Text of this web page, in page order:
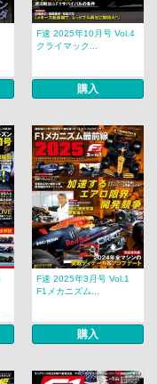
F速 2025年10月号 Vol.4
クライマック...
購入
F速 2025年3月号 Vol.1
F1メカニズム...
購入